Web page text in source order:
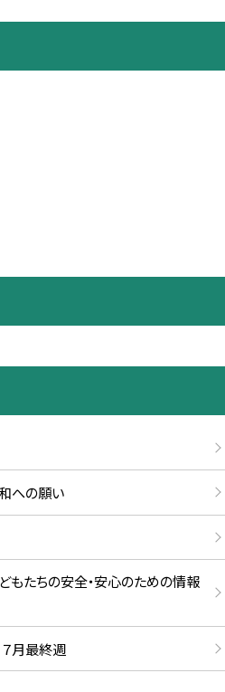
への願い
たちの安全・安心のための情報
月最終週